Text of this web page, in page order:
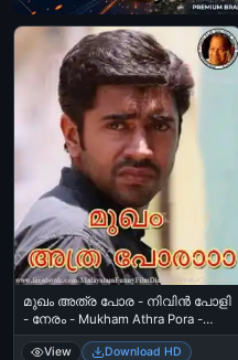
മുഖം അത്ര പോര - നിവിന്‍ പോളി
- നേരം - Mukham Athra Pora -
Nivin Poly in Neram
View
Download HD